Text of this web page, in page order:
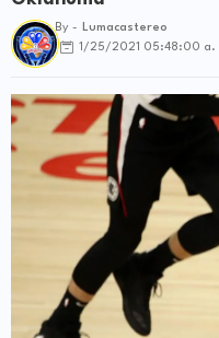
By -
Lumacastereo
1/25/2021 05:48:00 a.